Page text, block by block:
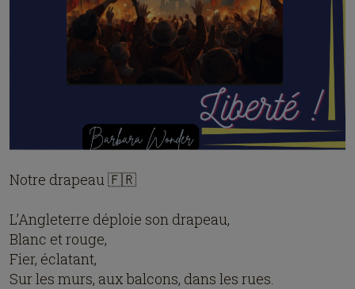
Notre drapeau 🇫🇷
L’Angleterre déploie son drapeau,
Blanc et rouge,
Fier, éclatant,
Sur les murs, aux balcons, dans les rues.